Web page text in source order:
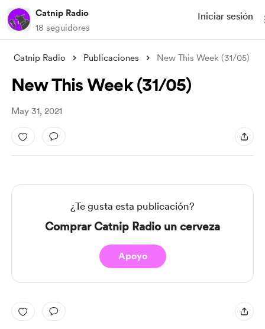
Catnip Radio
18 seguidores
Iniciar sesión
Catnip Radio Publicaciones New This Week (31/05)
New This Week (31/05)
May 31, 2021
¿Te gusta esta publicación?
Comprar Catnip Radio un cerveza
Apoyo